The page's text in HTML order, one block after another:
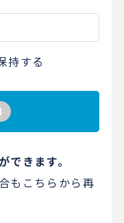
持する
できます。
もこちらから再